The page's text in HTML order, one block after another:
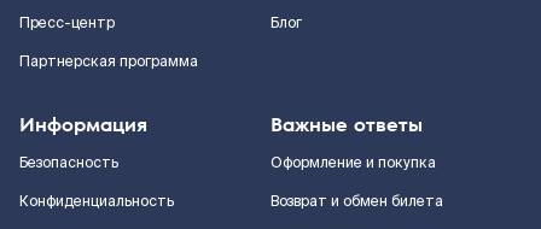
Пресс-центр
Партнерская программа
Блог
Информация
Безопасность
Конфиденциальность
Важные ответы
Оформление и покупка
Возврат и обмен билета